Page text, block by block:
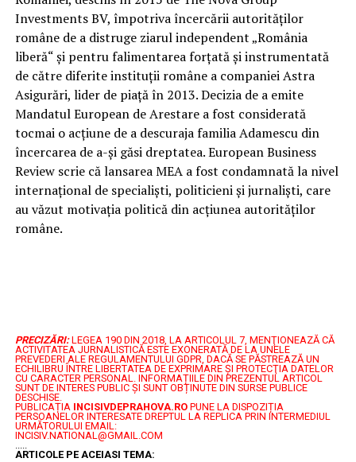
Investments BV, împotriva încercării autorităților
române de a distruge ziarul independent „România
liberă“ și pentru falimentarea forțată și instrumentată
de către diferite instituții române a companiei Astra
Asigurări, lider de piață în 2013. Decizia de a emite
Mandatul European de Arestare a fost considerată
tocmai o acţiune de a descuraja familia Adamescu din
încercarea de a-şi găsi dreptatea. European Business
Review scrie că lansarea MEA a fost condamnată la nivel
internaţional de specialişti, politicieni şi jurnalişti, care
au văzut motivaţia politică din acţiunea autorităţilor
române.
PRECIZĂRI: LEGEA 190 DIN 2018, LA ARTICOLUL 7, MENŢIONEAZĂ CĂ
ACTIVITATEA JURNALISTICĂ ESTE EXONERATĂ DE LA UNELE
PREVEDERI ALE REGULAMENTULUI GDPR, DACĂ SE PĂSTREAZĂ UN
ECHILIBRU ÎNTRE LIBERTATEA DE EXPRIMARE ŞI PROTECŢIA DATELOR
CU CARACTER PERSONAL. INFORMAȚIILE DIN PREZENTUL ARTICOL
SUNT DE INTERES PUBLIC ȘI SUNT OBȚINUTE DIN SURSE PUBLICE
DESCHISE.
PUBLICAȚIA INCISIVDEPRAHOVA.ROPUNE LA DISPOZIȚIA
PERSOANELOR INTERESATE DREPTUL LA REPLICA PRIN INTERMEDIUL
URMĂTORULUI EMAIL:
INCISIV.NATIONAL@GMAIL.COM
.....
ARTICOLE PE ACEIASI TEMA: